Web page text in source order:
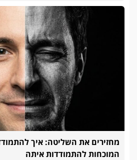
מחזירים את השליטה: איך
המוכחות להתמודדות איתה